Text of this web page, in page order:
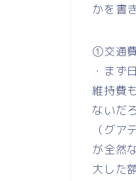
かを書
①交通
・まず
維持費
ないだ
（グ
が全然
大した